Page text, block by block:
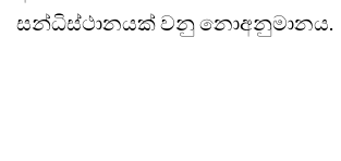
සන්ධිස්ථානයක් වනු නොඅනුමානය.